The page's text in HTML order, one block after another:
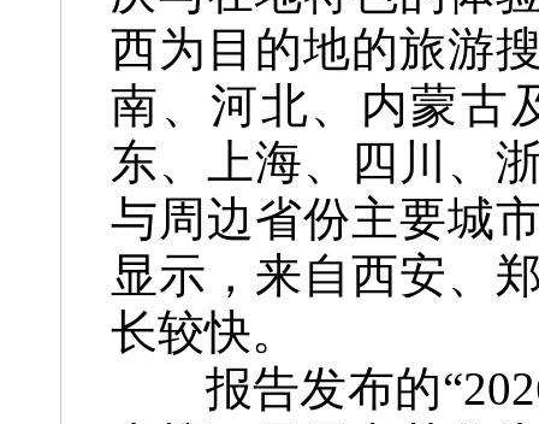
西为目的地的旅游
南、河北、内蒙古
东、上海、四川、
与周边省份主要城
显示，来自西安、
长较快。
报告发布的“2026